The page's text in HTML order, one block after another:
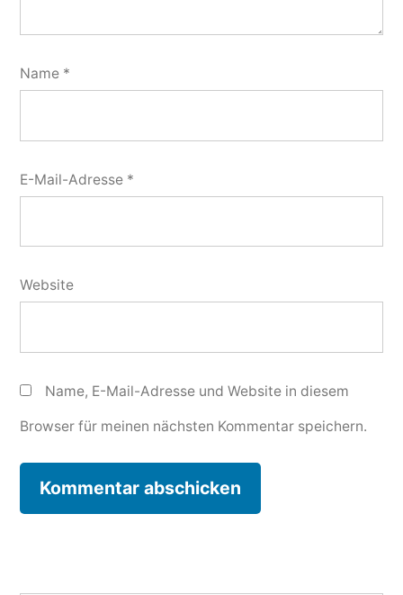
Name *
E-Mail-Adresse *
Website
Name, E-Mail-Adresse und Website in diesem
Browser für meinen nächsten Kommentar speichern.